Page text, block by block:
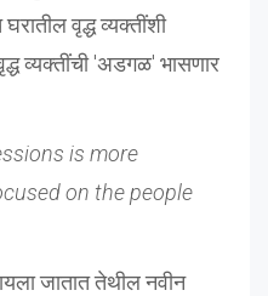
वृद्ध व्यक्तींशी
व्यक्तींची 'अडगळ' भासणार
is more
on the people
जातात तेथील नवीन